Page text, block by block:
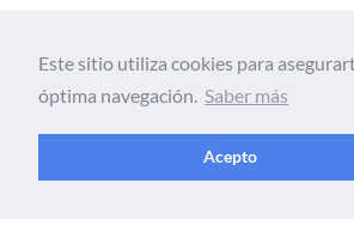
Este sitio utiliza cookies para
óptima navegación. Saber más
Acepto